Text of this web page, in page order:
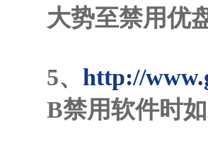
大势至禁用优
5、 http://
B禁用软件时